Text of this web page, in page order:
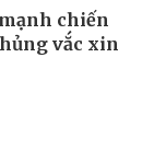
chiến
vắc xin